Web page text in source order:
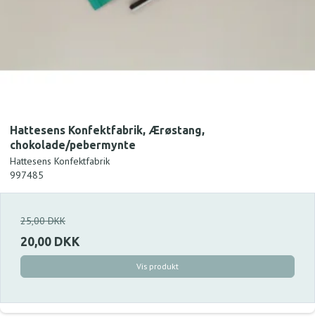
Hattesens Konfektfabrik, Ærøstang,
chokolade/pebermynte
Hattesens Konfektfabrik
997485
25,00 DKK
20,00 DKK
Vis produkt